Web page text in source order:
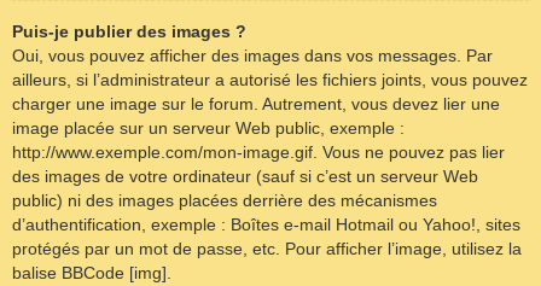
Puis-je publier des images ?
Oui, vous pouvez afficher des images dans vos messages. Par
ailleurs, si l’administrateur a autorisé les fichiers joints, vous pouvez
charger une image sur le forum. Autrement, vous devez lier une
image placée sur un serveur Web public, exemple :
http://www.exemple.com/mon-image.gif. Vous ne pouvez pas lier
des images de votre ordinateur (sauf si c’est un serveur Web
public) ni des images placées derrière des mécanismes
d’authentification, exemple : Boîtes e-mail Hotmail ou Yahoo!, sites
protégés par un mot de passe, etc. Pour afficher l’image, utilisez la
balise BBCode [img].